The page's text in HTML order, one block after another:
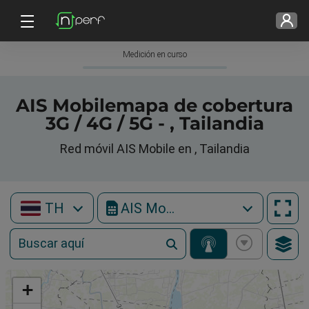
Medición en curso
AIS Mobilemapa de cobertura
3G / 4G / 5G - , Tailandia
Red móvil AIS Mobile en , Tailandia
TH AIS Mobile
+